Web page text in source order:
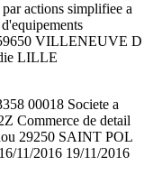
actions simplifiee a
VILLENEUVE D
LILLE
00018 Societe a
Commerce de detail
29250 SAINT POL
11/2016 19/11/2016